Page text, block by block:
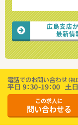
広島支店
最新情
この求人に
問い合わせる